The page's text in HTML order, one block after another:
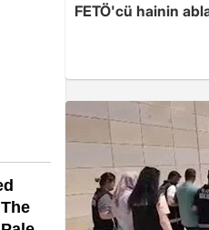
FETÖ'cü hainin